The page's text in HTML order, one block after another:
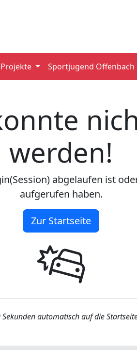
Sportjugend Offenbach
werden!
abgelaufen ist
aufgerufen haben.
Zur Startseite
automatisch auf die